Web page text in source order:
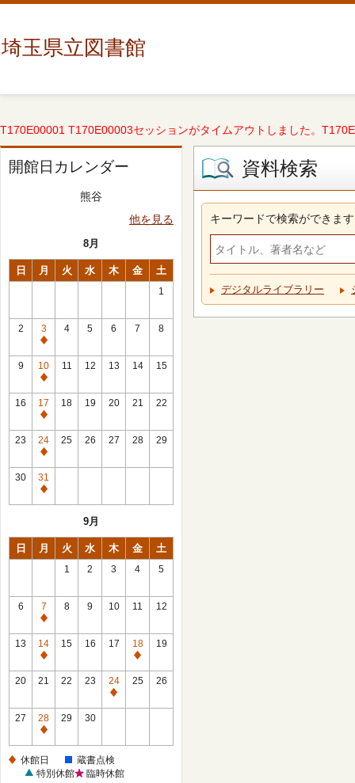
埼玉県立図書館
T170E00001 T170E00003セッションがタイムアウトしました。
開館日カレンダー
熊谷
他を見る
8月
日 月 火 水 木 金 土
1
2
3
休
館
日
4 5 6 7 8
9
10
休
館
日
11 12 13 14 15
16
17
休
館
日
18 19 20 21 22
23
24
休
館
日
25 26 27 28 29
30
31
休
9月
日 月 火 水 木 金 土
1 2 3 4 5
6
7
休
館
日
8 9 10 11 12
13
14
休
館
15 16 17
18
休
館
19
20 21 22 23
24
休
25 26
27
28
休
日
29 30
休館日
蔵書点検
特別休館
臨時休館
資料検索
キーワードで検索ができます
デジタルライブラリー